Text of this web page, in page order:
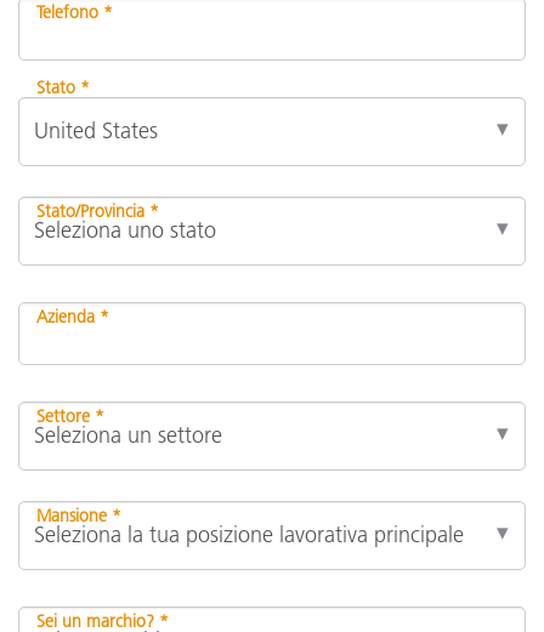
Telefono *
Stato *
Stato/Provincia *
Azienda *
Settore *
Mansione *
Sei un marchio? *